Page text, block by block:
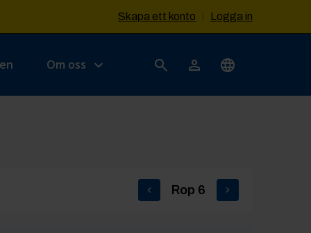
Skapa ett konto Logga in
Om oss
Rop 6